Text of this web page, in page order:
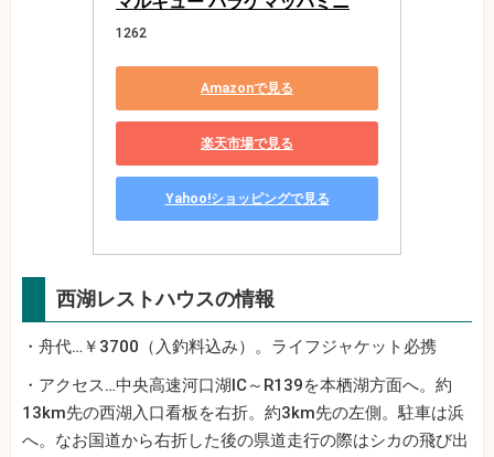
1262
Amazonで見る
楽天市場で見る
Yahoo!ショッピングで見る
西湖レストハウスの情報
・舟代…￥3700（入釣料込み）。ライフジャケット必携
・アクセス…中央高速河口湖IC～R139を本栖湖方面へ。約
13km先の西湖入口看板を右折。約3km先の左側。駐車は浜
へ。なお国道から右折した後の県道走行の際はシカの飛び出